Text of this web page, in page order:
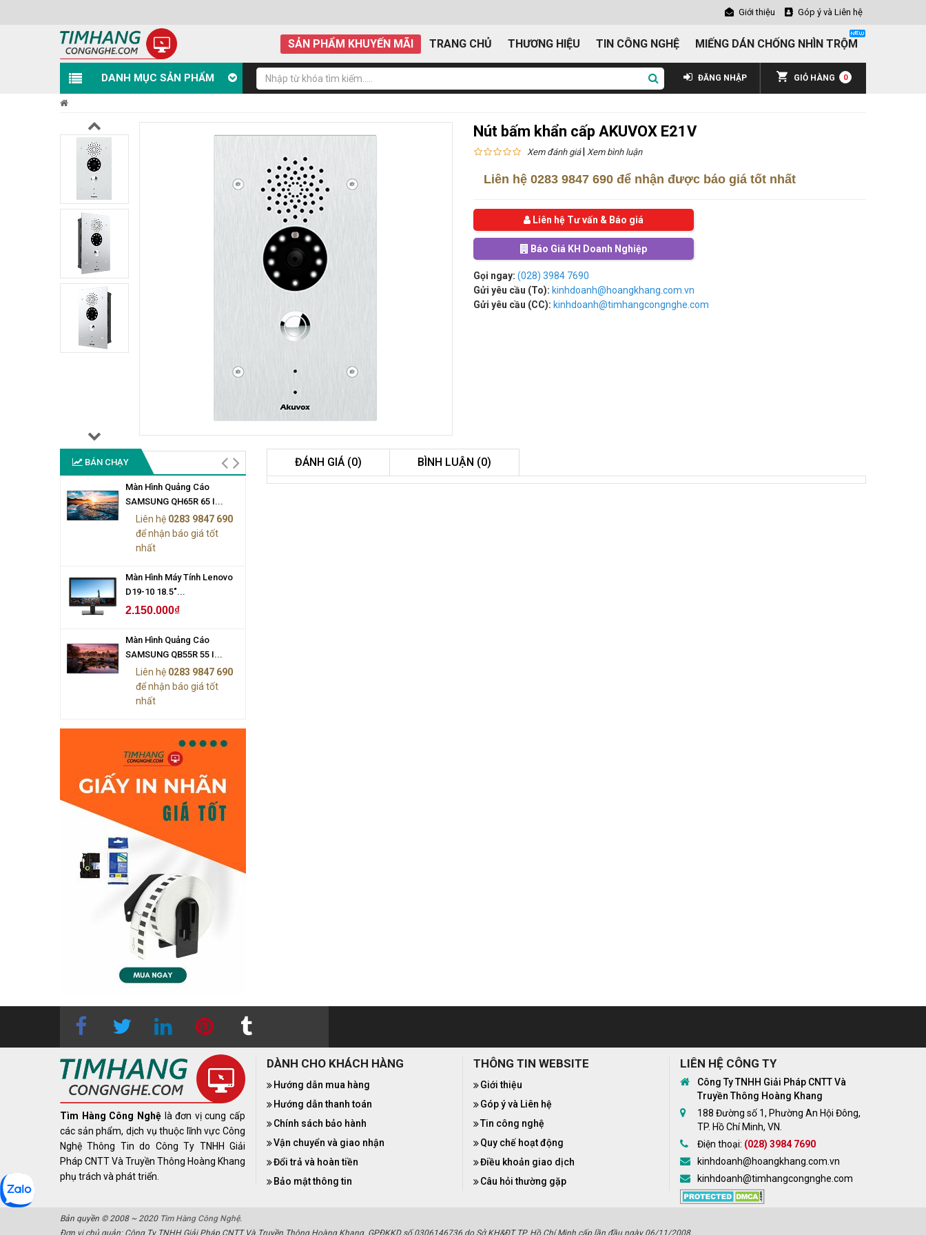
Giới thiệu Góp ý và Liên hệ
SẢN PHẨM KHUYẾN MÃI TRANG CHỦ THƯƠNG HIỆU TIN CÔNG NGHỆ MIẾNG DÁN CHỐNG NHÌN TRỘM
DANH MỤC SẢN PHẨM GIỎ HÀNG 0
ĐĂNG NHẬP
Nút bấm khẩn cấp AKUVOX E21V
Xem đánh giá| Xem bình luận
Liên hệ 0283 9847 690 để nhận được báo giá tốt nhất
Liên hệ Tư vấn & Báo giá
Báo Giá KH Doanh Nghiệp
Gọi ngay: (028) 3984 7690
Gửi yêu cầu (To): kinhdoanh@hoangkhang.com.vn
Gửi yêu cầu (CC): kinhdoanh@timhangcongnghe.com
BÁN CHẠY
Màn Hình Quảng Cáo
SAMSUNG QH65R 65 I...
Liên hệ 0283 9847 690
để nhận báo giá tốt
nhất
Màn Hình Máy Tính Lenovo
D19-10 18.5"...
2.150.000₫
Màn Hình Quảng Cáo
SAMSUNG QB55R 55 I...
Liên hệ 0283 9847 690
để nhận báo giá tốt
nhất
Màn Hình Quảng Cáo
ĐÁNH GIÁ (0) BÌNH LUẬN (0)
Tìm Hàng Công Nghệ là đơn vị cung cấp
các sản phẩm, dịch vụ thuộc lĩnh vực Công
Nghệ Thông Tin do Công Ty TNHH Giải
Pháp CNTT Và Truyền Thông Hoàng Khang
phụ trách và phát triển.
DÀNH CHO KHÁCH HÀNG
Hướng dẫn mua hàng
Hướng dẫn thanh toán
Chính sách bảo hành
Vận chuyển và giao nhận
Đổi trả và hoàn tiền
Bảo mật thông tin
THÔNG TIN WEBSITE
Giới thiệu
Góp ý và Liên hệ
Tin công nghệ
Quy chế hoạt động
Điều khoản giao dịch
Câu hỏi thường gặp
LIÊN HỆ CÔNG TY
Công Ty TNHH Giải Pháp CNTT Và
Truyền Thông Hoàng Khang
188 Đường số 1, Phường An Hội Đông,
TP. Hồ Chí Minh, VN.
Điện thoại: (028) 3984 7690
kinhdoanh@hoangkhang.com.vn
kinhdoanh@timhangcongnghe.com
Bản quyền © 2008 ~ 2020 Tìm Hàng Công Nghệ.
Đơn vị chủ quản: Công Ty TNHH Giải Pháp CNTT Và Truyền Thông Hoàng Khang. GPĐKKD số 0306146736 do Sở KH&ĐT TP. Hồ Chí Minh cấp lần đầu ngày 06/11/2008.